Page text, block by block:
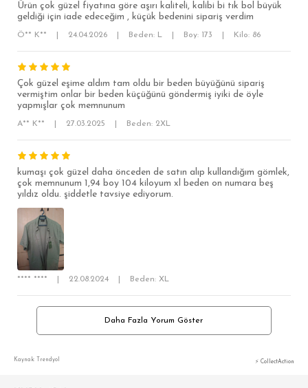
Ürün çok güzel fiyatına göre aşırı kaliteli, kalibi bi tık bol büyük
geldiği için iade edeceğim , küçük bedenini sipariş verdim
Ö** K** 24.04.2026 Beden: L Boy: 173 Kilo: 86
Çok güzel eşime aldım tam oldu bir beden büyüğünü sipariş
vermiştim onlar bir beden küçüğünü göndermiş iyiki de öyle
yapmışlar çok memnunum
A** K** 27.03.2025 Beden: 2XL
kumaşı çok güzel daha önceden de satın alıp kullandığım gömlek,
çok memnunum 1,94 boy 104 kiloyum xl beden on numara beş
yıldız oldu. şiddetle tavsiye ediyorum.
**** **** 22.08.2024 Beden: XL
Daha Fazla Yorum Göster
Kaynak: Trendyol ⚡ CollectAction